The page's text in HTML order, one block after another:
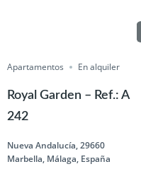
Apartamentos En alquiler
Royal Garden – Ref.: A
242
Nueva Andalucía, 29660
Marbella, Málaga, España